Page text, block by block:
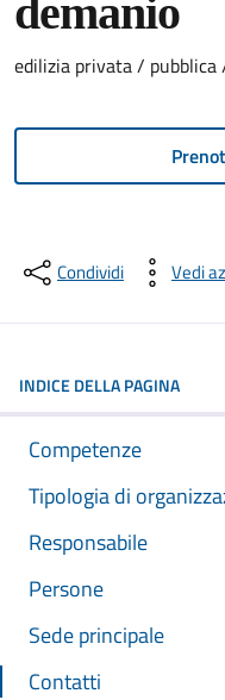
demanio
edilizia privata / pubblica
Condividi Vedi
INDICE DELLA PAGINA
Competenze
Tipologia di
Responsabile
Persone
Sede principale
Contatti